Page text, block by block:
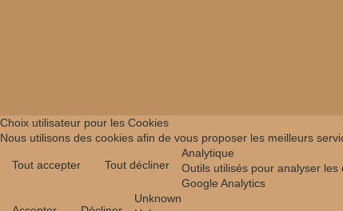
Choix utilisateur pour les Cookies
Nous utilisons des cookies afin de vous proposer les meilleurs
Tout accepter Tout décliner
Analytique
Outils utilisés pour analyser
Google Analytics
Unknown